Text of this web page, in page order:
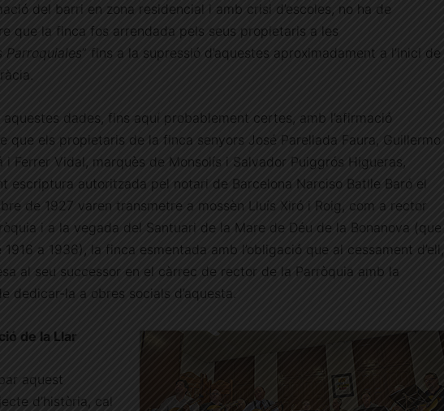
del barri en zona residencial i amb crisi d’escoles, no ha de
que la finca fos arrendada pels seus propietaris a les
Parroquiales” fins a la supressió d’aquestes aproximadament a l’inici de
aquestes dades, fins aquí probablement certes, amb l’afirmació
que els propietaris de la finca senyors José Parellada Faura, Guillermo
i Ferrer Vidal, marquès de Monsolís i Salvador Puiggrós Higueras,
escriptura autoritzada pel notari de Barcelona Narciso Batlle Baró el
de 1927 varen transmetre a mossèn Lluís Xiró i Roig, com a rector
i a la vegada del Santuari de la Mare de Déu de la Bonanova (que
1916 a 1936), la finca esmentada amb l’obligació que al cessament d’ell,
al seu successor en el càrrec de rector de la Parròquia amb la
dedicar-la a obres socials d’aquesta.
de la Llar
aquest
d’història, cal